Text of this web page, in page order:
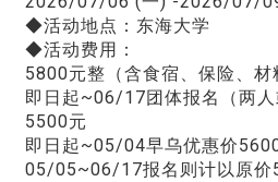
◆活动地点：东海大学
◆活动费用：
5800元整（含食宿、保险、材
即日起~06/17团体报名（两
5500元
即日起~05/04早乌优惠价
05/05~06/17报名则计以原价